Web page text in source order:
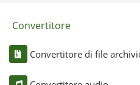
Convertitore
Convertitore di file